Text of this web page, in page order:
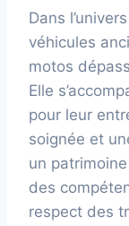
Dans
véhicules
motos
Elle
pour leur
soignée et
un
des
respect des